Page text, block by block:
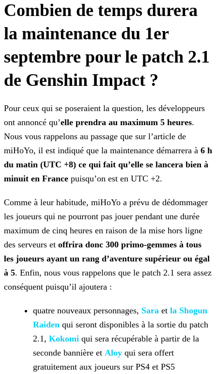
Combien de temps durera
la maintenance du 1er
septembre pour le patch 2.1
de Genshin Impact ?
Pour ceux qui se poseraient la question, les développeurs
ont annoncé qu’elle prendra au maximum 5 heures.
Nous vous rappelons au passage que sur l’article de
miHoYo, il est indiqué que la maintenance démarrera à 6 h
du matin (UTC +8) ce qui fait qu’elle se lancera bien à
minuit en France puisqu’on est en UTC +2.
Comme à leur habitude, miHoYo a prévu de dédommager
les joueurs qui ne pourront pas jouer pendant une durée
maximum de cinq heures en raison de la mise hors ligne
des serveurs et offrira donc 300 primo-gemmes à tous
les joueurs ayant un rang d’aventure supérieur ou égal
à 5. Enfin, nous vous rappelons que le patch 2.1 sera assez
conséquent puisqu’il ajoutera :
quatre nouveaux personnages, Sara et la Shogun
Raiden qui seront disponibles à la sortie du patch
2.1, Kokomi qui sera récupérable à partir de la
seconde bannière et Aloy qui sera offert
gratuitement aux joueurs sur PS4 et PS5